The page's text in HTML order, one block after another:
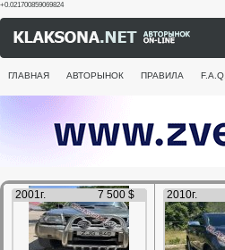
+0.021700859069824
ГЛАВНАЯ АВТОРЫНОК ПРАВИЛА F.A.Q.
2001г. 7 500 $ 2010г.